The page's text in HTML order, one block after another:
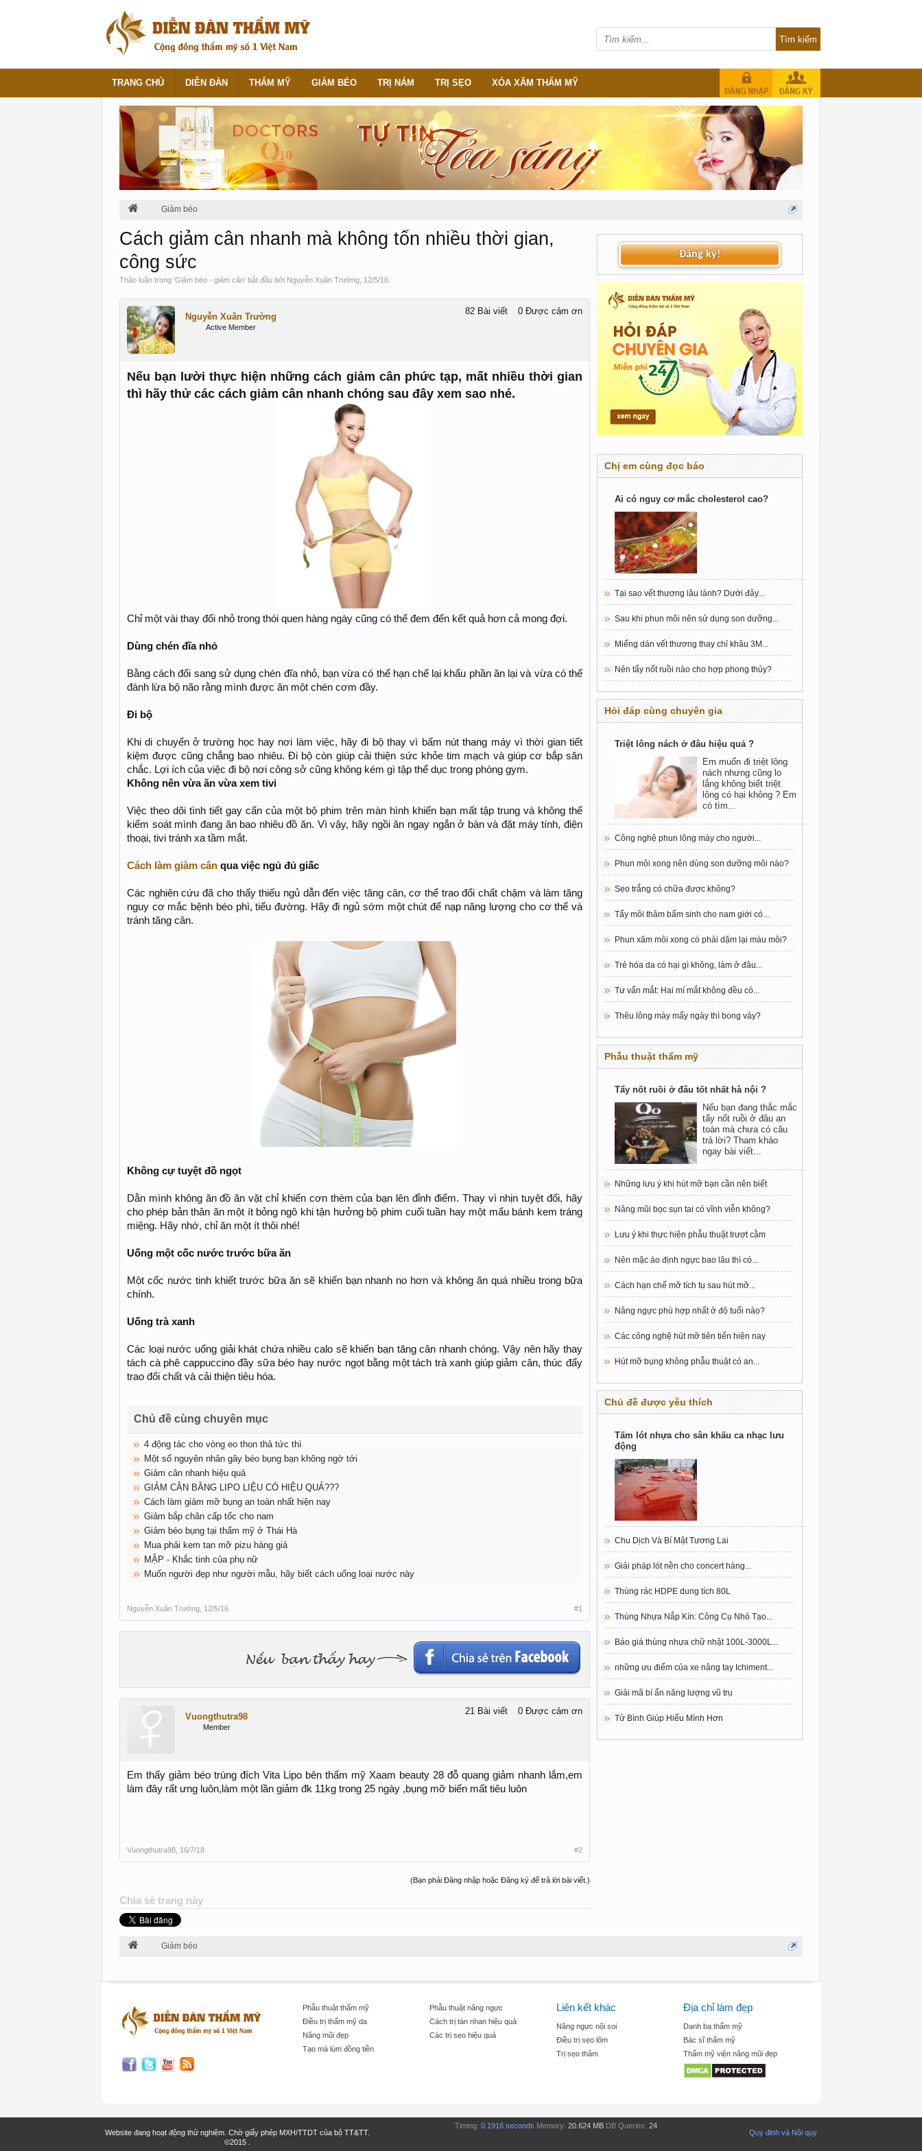
Giảm béo
Cách giảm cân nhanh mà không tốn nhiều thời gian,
công sức
Thảo luận trong 'Giảm béo - giảm cân' bắt đầu bởi Nguyễn Xuân Trường 12/5/16
Nguyễn Xuân Trường
Active Member
82 Bài viết 0 Được cảm ơn
Nếu bạn lười thực hiện những cách giảm cân phức tạp, mất nhiều thời gian
thì hãy thử các cách giảm cân nhanh chóng sau đây xem sao nhé.
Chỉ một vài thay đổi nhỏ trong thói quen hàng ngày cũng có thể đem đến kết quả hơn cả mong đợi.
Dùng chén đĩa nhỏ
Bằng cách đổi sang sử dụng chén đĩa nhỏ, bạn vừa có thể hạn chế lại khẩu phần ăn lại và vừa có thể
đánh lừa bộ não rằng mình được ăn một chén cơm đầy.
Đi bộ
Khi di chuyển ở trường học hay nơi làm việc, hãy đi bộ thay vì bấm nút thang máy vì thời gian tiết
kiệm được cũng chẳng bao nhiêu. Đi bộ còn giúp cải thiện sức khỏe tim mạch và giúp cơ bắp săn
chắc. Lợi ích của việc đi bộ nơi công sở cũng không kém gì tập thể dục trong phòng gym.
Không nên vừa ăn vừa xem tivi
Việc theo dõi tình tiết gay cấn của một bộ phim trên màn hình khiến bạn mất tập trung và không thể
kiểm soát mình đang ăn bao nhiêu đồ ăn. Vì vậy, hãy ngồi ăn ngay ngắn ở bàn và đặt máy tính, điện
thoại, tivi tránh xa tầm mắt.
Cách làm giàm cân qua việc ngủ đủ giấc
Các nghiên cứu đã cho thấy thiếu ngủ dẫn đến việc tăng cân, cơ thể trao đổi chất chậm và làm tăng
nguy cơ mắc bệnh béo phì, tiểu đường. Hãy đi ngủ sớm một chút để nạp năng lượng cho cơ thể và
tránh tăng cân.
Không cự tuyệt đồ ngọt
Dằn mình không ăn đồ ăn vặt chỉ khiến cơn thèm của bạn lên đỉnh điểm. Thay vì nhịn tuyệt đối, hãy
cho phép bản thân ăn một ít bỏng ngô khi tận hưởng bộ phim cuối tuần hay một mẩu bánh kem tráng
miệng. Hãy nhớ, chỉ ăn một ít thôi nhé!
Uống một cốc nước trước bữa ăn
Một cốc nước tinh khiết trước bữa ăn sẽ khiến bạn nhanh no hơn và không ăn quá nhiều trong bữa
chính.
Uống trà xanh
Các loại nước uống giải khát chứa nhiều calo sẽ khiến bạn tăng cân nhanh chóng. Vậy nên hãy thay
tách cà phê cappuccino đầy sữa béo hay nước ngọt bằng một tách trà xanh giúp giảm cân, thúc đẩy
trao đổi chất và cải thiện tiêu hóa.
Chủ đề cùng chuyên mục
4 động tác cho vòng eo thon thả tức thì
Một số nguyên nhân gây béo bụng bạn không ngờ tới
Giảm cân nhanh hiệu quả
GIẢM CÂN BẰNG LIPO LIỆU CÓ HIỆU QUẢ???
Cách làm giảm mỡ bụng an toàn nhất hiện nay
Giảm bắp chân cấp tốc cho nam
Giảm béo bụng tại thẩm mỹ ở Thái Hà
Mua phải kem tan mỡ pizu hàng giả
MẬP - Khắc tinh của phụ nữ
Muốn người đẹp như người mẫu, hãy biết cách uống loại nước này
Nguyễn Xuân Trường 12/5/16 #1
Vuongthutra98
Member
21 Bài viết 0 Được cảm ơn
Em thấy giảm béo trúng đích Vita Lipo bên thẩm mỹ Xaam beauty 28 đỗ quang giảm nhanh lắm,em
làm đây rất ưng luôn,làm một lần giảm đk 11kg trong 25 ngày ,bụng mỡ biến mất tiêu luôn
Vuongthutra98 16/7/18 #2
(Bạn phải Đăng nhập hoặc Đăng ký để trả lời bài viết.)
Chia sẻ trang này
Đăng ký!
Chị em cùng đọc báo
Ai có nguy cơ mắc cholesterol cao?
Tại sao vết thương lâu lành? Dưới đây...
Sau khi phun môi nên sử dụng son dưỡng...
Miếng dán vết thương thay chỉ khâu 3M...
Nên tẩy nốt ruồi nào cho hợp phong thủy?
Hỏi đáp cùng chuyên gia
Triệt lông nách ở đâu hiệu quả ?
Em muốn đi triệt lông
nách nhưng cũng lo
lắng không biết triệt
lông có hại không ? Em
có tìm...
Công nghệ phun lông mày cho người...
Phun môi xong nên dùng son dưỡng môi nào?
Sẹo trắng có chữa được không?
Tẩy môi thâm bẩm sinh cho nam giới có...
Phun xăm môi xong có phải dặm lại màu môi?
Trẻ hóa da có hại gì không, làm ở đâu...
Tư vấn mắt: Hai mí mắt không đều có...
Thêu lông mày mấy ngày thì bong vảy?
Phẫu thuật thẩm mỹ
Tẩy nốt ruồi ở đâu tốt nhất hà nội ?
Nếu bạn đang thắc mắc
tẩy nốt ruồi ở đâu an
toàn mà chưa có câu
trả lời? Tham khảo
ngay bài viết...
Những lưu ý khi hút mỡ bạn cần nên biết
Nâng mũi bọc sụn tai có vĩnh viễn không?
Lưu ý khi thực hiện phẫu thuật trượt cằm
Nên mặc áo định ngực bao lâu thì có...
Cách hạn chế mỡ tích tụ sau hút mỡ...
Nâng ngực phù hợp nhất ở độ tuổi nào?
Các công nghệ hút mỡ tiên tiến hiện nay
Hút mỡ bụng không phẫu thuật có an...
Chủ đề được yêu thích
Tấm lót nhựa cho sân khấu ca nhạc lưu
động
Chu Dịch Và Bí Mật Tương Lai
Giải pháp lót nền cho concert hàng...
Thùng rác HDPE dung tích 80L
Thùng Nhựa Nắp Kín: Công Cụ Nhỏ Tạo...
Báo giá thùng nhựa chữ nhật 100L-3000L...
những ưu điểm của xe nâng tay Ichiment...
Giải mã bí ẩn năng lượng vũ trụ
Tử Bình Giúp Hiểu Mình Hơn
Giảm béo
TRANG CHỦ DIỄN ĐÀN THẨM MỸ GIẢM BÉO TRỊ NÁM TRỊ SẸO XÓA XĂM THẨM MỸ
Phẫu thuật thẩm mỹ
Điều trị thẩm mỹ da
Nâng mũi đẹp
Tạo mà lúm đồng tiền
Phẫu thuật nâng ngực
Cách trị tàn nhan hiệu quả
Các trị sẹo hiệu quả
Liên kết khác
Nâng ngực nội soi
Điều trị sẹo lõm
Trị sẹo thâm
Địa chỉ làm đẹp
Danh bạ thẩm mỹ
Bác sĩ thẩm mỹ
Thẩm mỹ viện nâng mũi đẹp
Quy định và Nội quy
Website đang hoạt động thử nghiệm. Chờ giấy phép MXH/TTDT của bộ TT&TT.
©2015
Timing: 0.1916 seconds Memory: 20.624 MB DB Queries: 24